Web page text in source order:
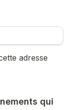
adresse
qui